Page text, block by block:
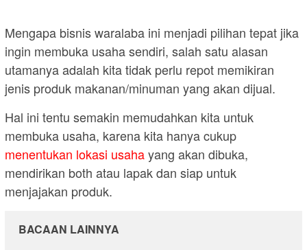
Mengapa bisnis waralaba ini menjadi pilihan tepat jika
ingin membuka usaha sendiri, salah satu alasan
utamanya adalah kita tidak perlu repot memikiran
jenis produk makanan/minuman yang akan dijual.
Hal ini tentu semakin memudahkan kita untuk
membuka usaha, karena kita hanya cukup
menentukan lokasi usahayang akan dibuka,
mendirikan both atau lapak dan siap untuk
menjajakan produk.
BACAAN LAINNYA